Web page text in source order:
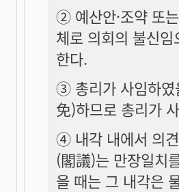
② 예산안·조약 또
체로 의회의 불신
한다.
③ 총리가 사임하였
免)하므로 총리가
④ 내각 내에서 의
(閣議)는 만장일치
을 때는 그 내각은